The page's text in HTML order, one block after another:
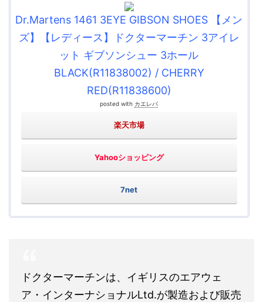
Dr.Martens 1461 3EYE GIBSON SHOES 【メン
ズ】【レディース】ドクターマーチン 3アイレ
ット ギブソンシュー 3ホール
BLACK(R11838002) / CHERRY
RED(R11838600)
posted with カエレバ
楽天市場
Yahooショッピング
7net
ドクターマーチンは、イギリスのエアウェ
ア・インターナショナルLtd.が製造および販売